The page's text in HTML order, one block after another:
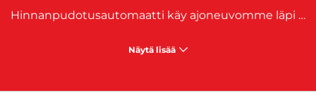
Hinnanpudotusautomaatti käy ajoneuvomme läpi ja laskee hintoja automaattisesti.
Näytä lisää